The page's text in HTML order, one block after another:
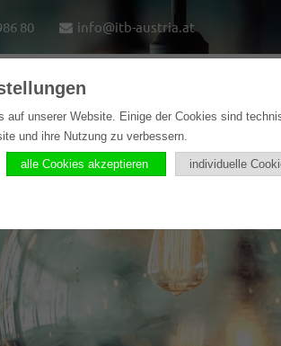
80 info@itb-austria.at
Lösungen
auf unserer Website. Einige der Cookies sind
und ihre Nutzung zu verbessern.
alle Cookies akzeptieren individuelle